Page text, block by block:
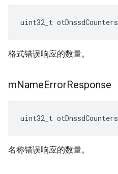
uint32_t otDnssdCounters
格式错误响应的数量。
mNameErrorResponse
uint32_t otDnssdCounters
名称错误响应的数量。